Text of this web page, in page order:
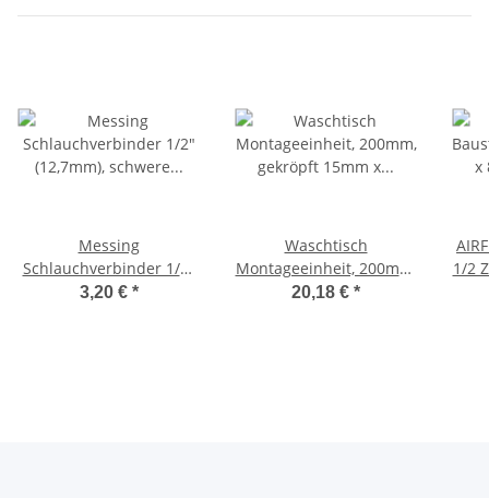
Messing
Schlauchverbinder 1/2"
(12,7mm), schwere
3,20 € *
Waschtisch
Montageeinheit, 200mm,
gekröpft 15mm x 1/2" IG
20,18 € *
1/2